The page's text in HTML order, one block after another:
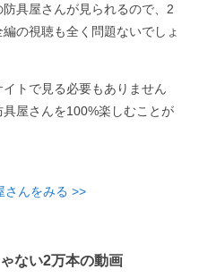
具屋さんが見られるので、2
の視聴も全く問題ないでしょ
トで見る必要もありません
屋さんを100%楽しむことが
さんをみる >>
ない2万本の動画